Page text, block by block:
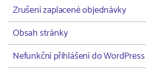
Zrušení zaplacené objednávky
Obsah stránky
Nefunkční přihlášení do WordPress